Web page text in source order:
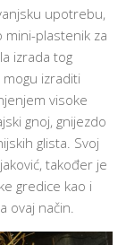
upotrebu,
plastenik za
izrada tog
izraditi
visoke
gnoj, gnijezdo
glista. Svoj
također je
gredice kao i
ovaj način.